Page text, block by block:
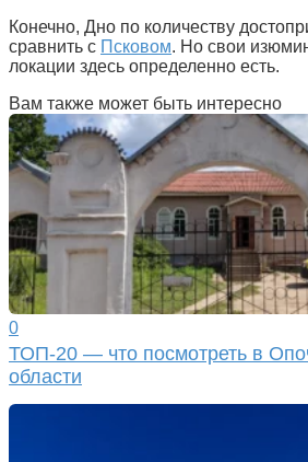
Конечно, Дно по количеству
сравнить с Псковом. Но свои
локации здесь определенно есть.
Вам также может быть интересно
0
ТОП-20 — что посмотреть в
области